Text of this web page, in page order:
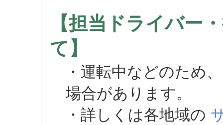
【担当ドライバー
て】
・運転中などのため
場合があります。
・詳しくは各地域の